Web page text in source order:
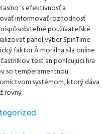
‘s efektívnosť a
informovať rozhodnosť
používateľské
panel výber SpinTime
faktor Å morálna sila online
test an pohlcujúci hra
so temperamentnou
systémom, ktorý dáva
rovný .